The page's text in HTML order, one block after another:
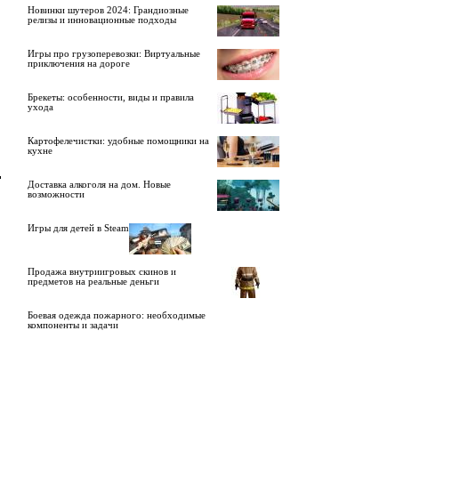
Новинки шутеров 2024: Грандиозные
релизы и инновационные подходы
Игры про грузоперевозки: Виртуальные
приключения на дороге
Брекеты: особенности, виды и правила
ухода
Картофелечистки: удобные помощники на
кухне
Доставка алкоголя на дом. Новые
возможности
Игры для детей в Steam
Продажа внутриигровых скинов и
предметов на реальные деньги
Боевая одежда пожарного: необходимые
компоненты и задачи